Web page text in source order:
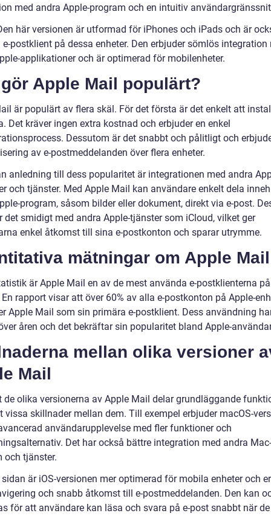
med andra Apple-program och en intuitiv
här versionen är utformad för iPhones och iPads och är
postklient på dessa enheter. Den erbjuder sömlös integration
applikationer och är optimerad för mobilenheter.
Apple Mail populärt?
är populärt av flera skäl. För det första är det enkelt att
Det kräver ingen extra kostnad och erbjuder en enkel
Dessutom är det snabbt och pålitligt och
av e-postmeddelanden över flera enheter.
anledning till dess popularitet är integrationen med andra
och tjänster. Med Apple Mail kan användare enkelt dela
program, såsom bilder eller dokument, direkt via e-post.
det smidigt med andra Apple-tjänster som iCloud, vilket ger
enkel åtkomst till sina e-postkonton och sparar utrymme.
mätningar om Apple Mail
är Apple Mail en av de mest använda e-postklienterna
En rapport visar att över 60% av alla e-postkonton på Apple-
Apple Mail som sin primära e-postklient. Dess användning
åren och det bekräftar sin popularitet bland Apple-
mellan olika versioner
Mail
de olika versionerna av Apple Mail delar grundläggande
vissa skillnader mellan dem. Till exempel erbjuder macOS-
användarupplevelse med fler funktioner och
Det har också bättre integration med andra Mac-
och tjänster.
är iOS-versionen mer optimerad för mobila enheter och
och snabb åtkomst till e-postmeddelanden. Den kan
för att användare kan läsa och svara på e-post snabbt när